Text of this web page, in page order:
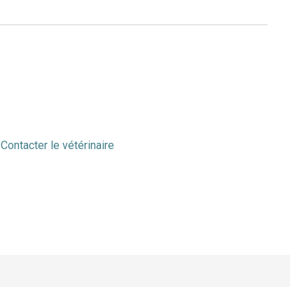
Contacter le vétérinaire